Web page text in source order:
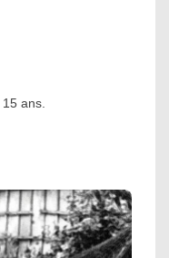
ans.